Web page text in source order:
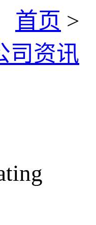
首页 >
司资讯